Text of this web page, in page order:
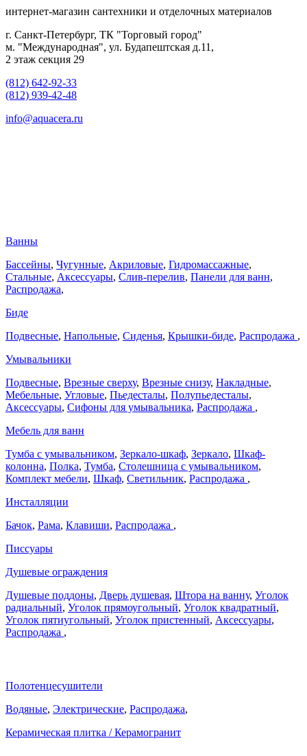
интернет-магазин сантехники и отделочных материалов
г. Санкт-Петербург, ТК "Торговый город"
м. "Международная", ул. Будапештская д.11,
2 этаж секция 29
(812) 642-92-33
(812) 939-42-48
info@aquacera.ru
Ванны
Бассейны, Чугунные, Акриловые, Гидромассажные,
Стальные, Аксессуары, Слив-перелив, Панели для ванн,
Распродажа,
Биде
Подвесные, Напольные, Сиденья, Крышки-биде, Распродажа ,
Умывальники
Подвесные, Врезные сверху, Врезные снизу, Накладные,
Мебельные, Угловые, Пьедесталы, Полупьедесталы,
Аксессуары, Сифоны для умывальника, Распродажа ,
Мебель для ванн
Тумба с умывальником, Зеркало-шкаф, Зеркало, Шкаф-
колонна, Полка, Тумба, Столешница с умывальником,
Комплект мебели, Шкаф, Светильник, Распродажа ,
Инсталляции
Бачок, Рама, Клавиши, Распродажа ,
Писсуары
Душевые ограждения
Душевые поддоны, Дверь душевая, Штора на ванну, Уголок
радиальный, Уголок прямоугольный, Уголок квадратный,
Уголок пятиугольный, Уголок пристенный, Аксессуары,
Распродажа ,
Полотенцесушители
Водяные, Электрические, Распродажа,
Керамическая плитка / Керамогранит